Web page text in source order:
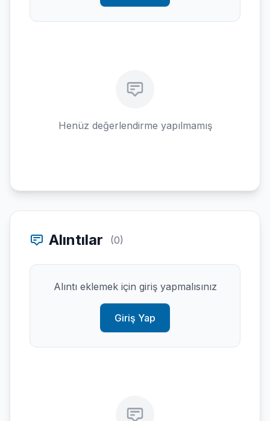
Henüz değerlendirme yapılmamış
Alıntılar (0)
Alıntı eklemek için giriş yapmalısınız
Giriş Yap